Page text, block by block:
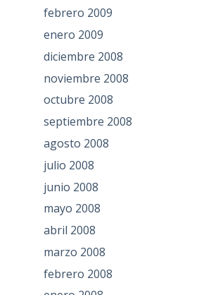
febrero 2009
enero 2009
diciembre 2008
noviembre 2008
octubre 2008
septiembre 2008
agosto 2008
julio 2008
junio 2008
mayo 2008
abril 2008
marzo 2008
febrero 2008